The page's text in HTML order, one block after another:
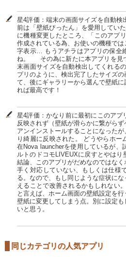
星4評価：端末の画面サイズを自動検
前は「壁紙ぴったん」を愛用してい
に機種変更したところ、「このアプ
作成されている為、お使いの機種で
字表示… もうアチラはアプリの保全
ね。 その為に新たに本アプリを見
末画面サイズを自動検出してくれる
プリのように、検出完了したサイズ
て、後にギャラリーから選んで壁紙
れば最高です！
星4評価：かなり前に最初にこのアプ
反映されず（壁紙が滑らかに繋がらず
アンインストールすることになった
り綺麗に反映された。 どうやらホー
在Nova launcherを使用しているが、
ルトのドコモLIVEUXに戻すとやはり
結論、このアプリがだめなのではな
手く対応していない、もしくは仕様
る。なので、もし同じような症状に
えることで改善されるかもしれない
と言えば、ホーム画面の壁紙設定を
壁紙に変更してしまう点。別に設定
いと思う。
同じカテゴリの人気アプリ